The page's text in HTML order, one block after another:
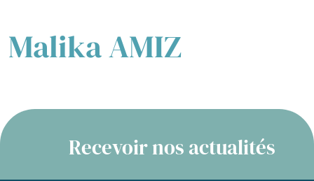
Malika AMIZ
Recevoir nos actualités